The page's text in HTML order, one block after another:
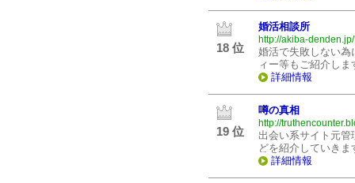
18 位
婚活相談所
http://akiba-denden.jp/
婚活で失敗しない為
ィー等もご紹介しま
詳細情報
19 位
噂の真相
http://
出会い系サイト元
どを紹介していきま
詳細情報